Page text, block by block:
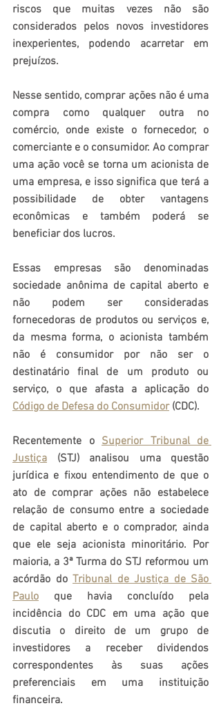
riscos que muitas vezes não são
considerados pelos novos investidores
inexperientes, podendo acarretar em
prejuízos.
Nesse sentido, comprar ações não é uma
compra como qualquer outra no
comércio, onde existe o fornecedor, o
comerciante e o consumidor. Ao comprar
uma ação você se torna um acionista de
uma empresa, e isso significa que terá a
possibilidade de obter vantagens
econômicas e também poderá se
beneficiar dos lucros.
Essas empresas são denominadas
sociedade anônima de capital aberto e
não podem ser consideradas
fornecedoras de produtos ou serviços e,
da mesma forma, o acionista também
não é consumidor por não ser o
destinatário final de um produto ou
Código de Defesa do Consumidor (CDC).
Recentemente o Superior Tribunal de
Justiça (STJ) analisou uma questão
jurídica e fixou entendimento de que o
ato de comprar ações não estabelece
relação de consumo entre a sociedade
de capital aberto e o comprador, ainda
que ele seja acionista minoritário. Por
maioria, a 3ª Turma do STJ reformou um
acórdão do Tribunal de Justiça de São
Paulo que havia concluído pela
incidência do CDC em uma ação que
discutia o direito de um grupo de
investidores a receber dividendos
correspondentes às suas ações
preferenciais em uma instituição
financeira.